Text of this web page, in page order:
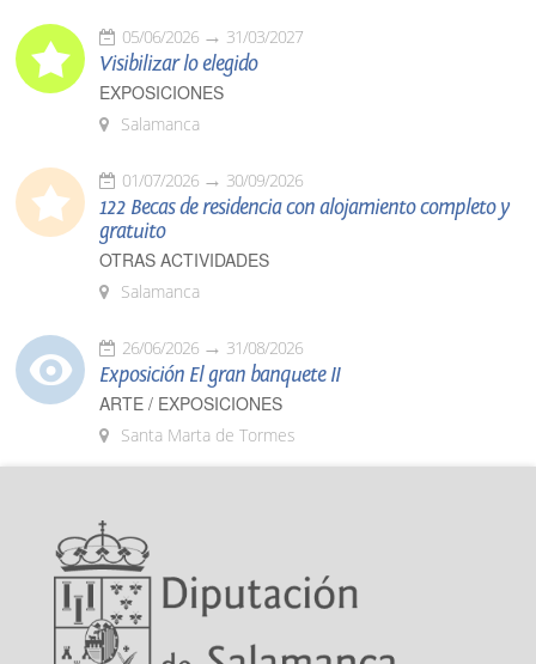
05/06/2026 31/03/2027
Visibilizar lo elegido
EXPOSICIONES
Salamanca
01/07/2026 30/09/2026
122 Becas de residencia con alojamiento completo y
gratuito
OTRAS ACTIVIDADES
Salamanca
26/06/2026 31/08/2026
Exposición El gran banquete II
ARTE / EXPOSICIONES
Santa Marta de Tormes